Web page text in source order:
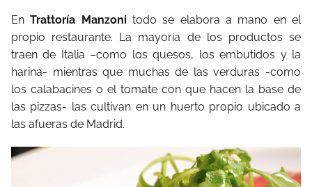
EnTrattoría Manzonitodo se elabora a mano en el
propio restaurante. La mayoría de los productos se
traen de Italia –como los quesos, los embutidos y la
harina- mientras que muchas de las verduras -como
los calabacines o el tomate con que hacen la base de
las pizzas- las cultivan en un huerto propio ubicado a
las afueras de Madrid.